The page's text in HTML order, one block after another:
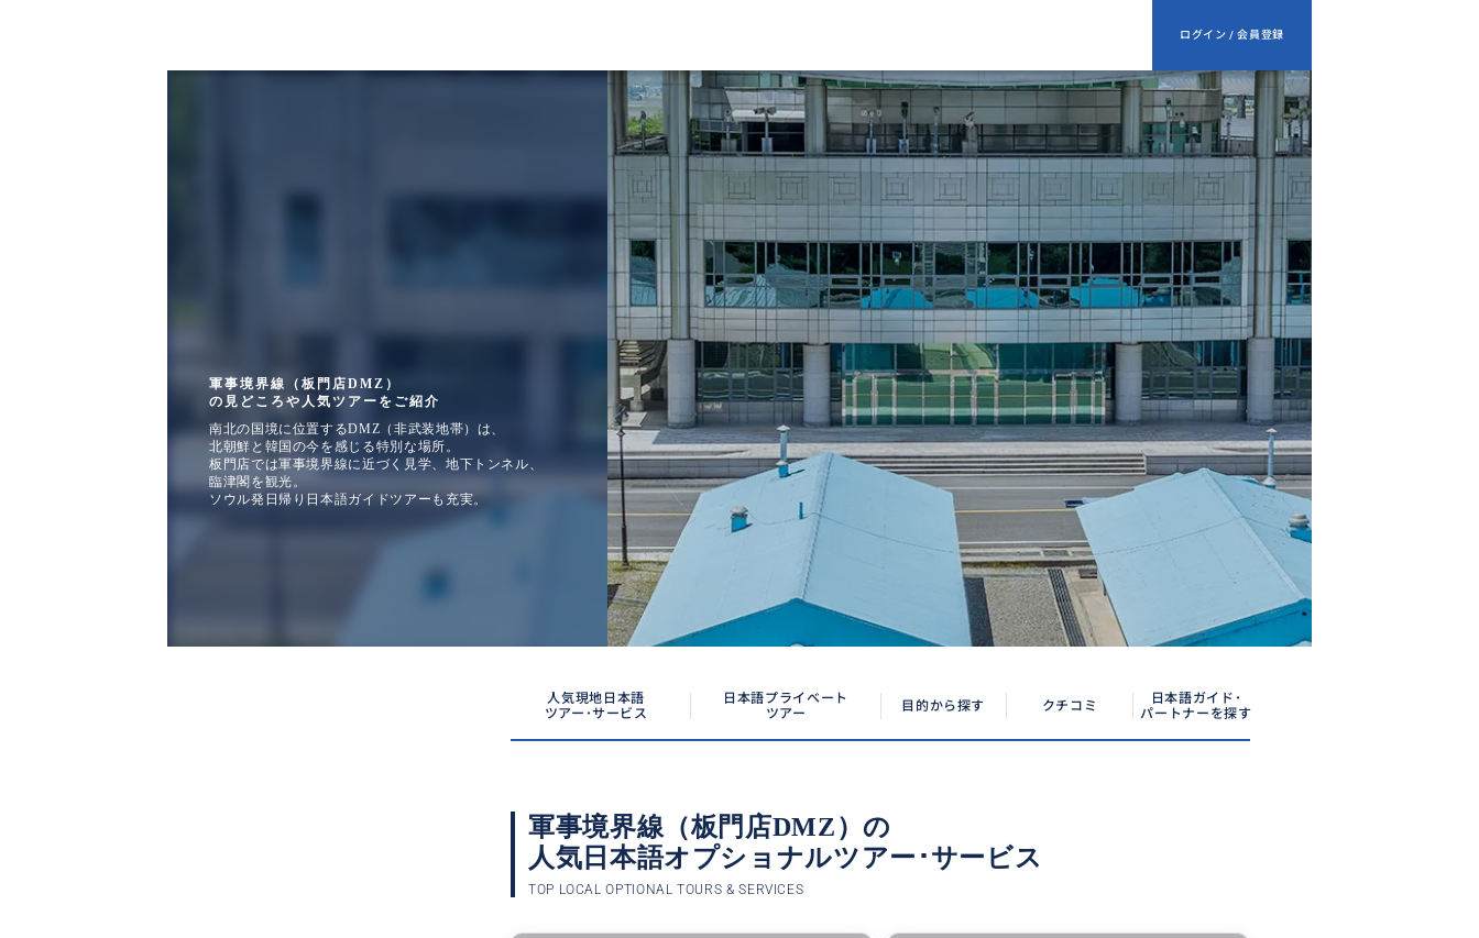
ログイン / 会員登録
Z）
軍事境界線（板門店DMZ）
の見どころや人気ツアーをご紹介
南北の国境に位置するDMZ（非武装地帯）は、
北朝鮮と韓国の今を感じる特別な場所。
板門店では軍事境界線に近づく見学、地下トンネル、
臨津閣を観光。
ソウル発日帰り日本語ガイドツアーも充実。
人気現地日本語
ツアー･サービス
日本語プライベート
ツアー
目的から探す クチコミ
日本語ガイド･
パートナーを探す
軍事境界線（板門店DMZ）の
人気日本語オプショナルツアー･サービス
TOP LOCAL OPTIONAL TOURS & SERVICES